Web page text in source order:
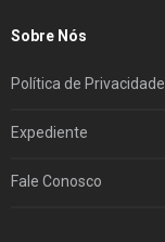
Sobre Nós
Política de Privacidade
Expediente
Fale Conosco